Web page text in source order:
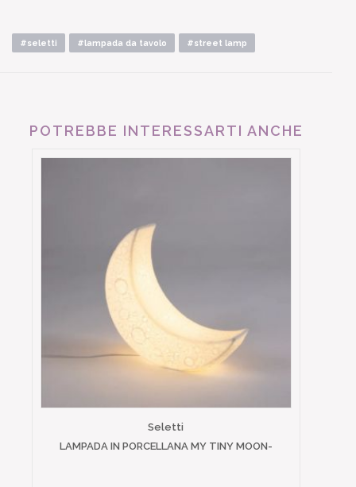
#seletti #lampada da tavolo #street lamp
POTREBBE INTERESSARTI ANCHE
Seletti
LAMPADA IN PORCELLANA MY TINY MOON-